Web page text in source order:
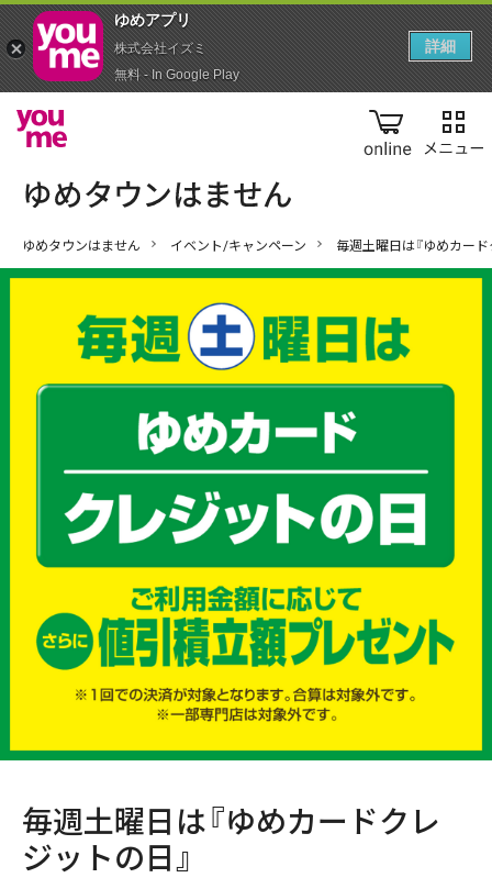
online
ゆめタウンはません イベント/キャンペーン 毎週土曜日は『ゆめカー
毎週土曜日は『ゆめカードクレ
ジットの日』
ゆめアプ‪リ‬
株式会社イズミ
無料 - In Google Play
詳細